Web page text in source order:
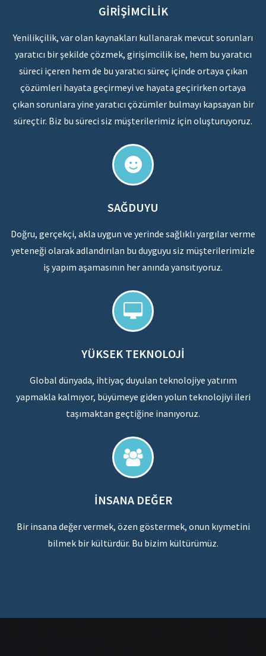
GIRIŞIMCILIK
Yenilikçilik, var olan kaynakları kullanarak mevcut sorunları
yaratıcı bir şekilde çözmek, girişimcilik ise, hem bu yaratıcı
süreci içeren hem de bu yaratıcı süreç içinde ortaya çıkan
çözümleri hayata geçirmeyi ve hayata geçirirken ortaya
çıkan sorunlara yine yaratıcı çözümler bulmayı kapsayan bir
süreçtir. Biz bu süreci siz müşterilerimiz için oluşturuyoruz.
SAĞDUYU
Doğru, gerçekçi, akla uygun ve yerinde sağlıklı yargılar verme
yeteneği olarak adlandırılan bu duyguyu siz müşterilerimizle
iş yapım aşamasının her anında yansıtıyoruz.
YÜKSEK TEKNOLOJI
Global dünyada, ihtiyaç duyulan teknolojiye yatırım
yapmakla kalmıyor, büyümeye giden yolun teknolojiyi ileri
taşımaktan geçtiğine inanıyoruz.
İNSANA DEĞER
Bir insana değer vermek, özen göstermek, onun kıymetini
bilmek bir kültürdür. Bu bizim kültürümüz.